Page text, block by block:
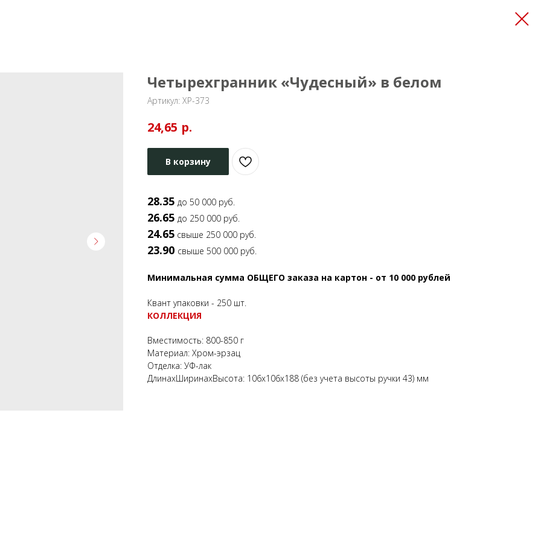
Четырехгранник «Чудесный» в белом
Артикул: ХР-373
24,65 р.
В корзину
28.35 до 50 000 руб.
26.65 до 250 000 руб.
24.65 свыше 250 000 руб.
23.90 свыше 500 000 руб.
Минимальная сумма ОБЩЕГО заказа на картон - от 10 000 рублей
Квант упаковки - 250 шт.
КОЛЛЕКЦИЯ
Вместимость: 800-850 г
Материал: Хром-эрзац
Отделка: УФ-лак
ДлинахШиринахВысота: 106х106х188 (без учета высоты ручки 43) мм